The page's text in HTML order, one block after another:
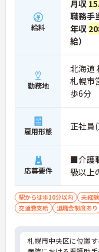
給料
月収
職務手
年収
給）
勤務地
北海道
札幌市
歩6分
雇用形態 正社員
応募要件
■介護
級以上
駅から徒歩10分以内 未経
交通費支給
退職金制度あり
札幌市中央区に位置